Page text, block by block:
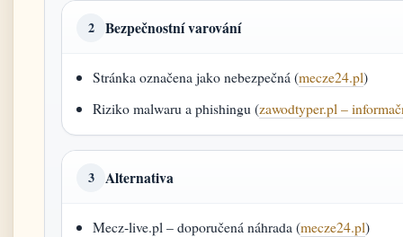
2 Bezpečnostní varování
Stránka označena jako nebezpečná (mecze24.pl)
Riziko malwaru a phishingu (zawodtyper.pl –
3 Alternativa
Mecz‑live.pl – doporučená náhrada (mecze24.pl)